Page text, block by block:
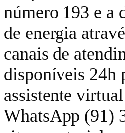
número 193 e a
de energia
canais de
disponíveis 24h
assistente
WhatsApp (91)